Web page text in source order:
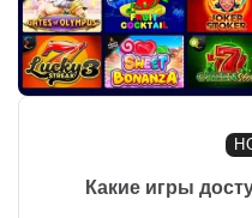
Какие игры